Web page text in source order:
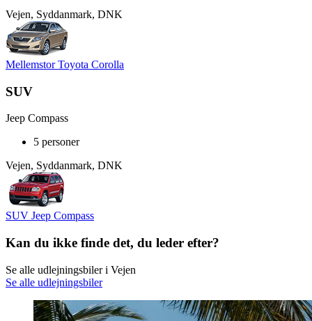
Vejen, Syddanmark, DNK
Mellemstor Toyota Corolla
SUV
Jeep Compass
5 personer
Vejen, Syddanmark, DNK
SUV Jeep Compass
Kan du ikke finde det, du leder efter?
Se alle udlejningsbiler i Vejen
Se alle udlejningsbiler